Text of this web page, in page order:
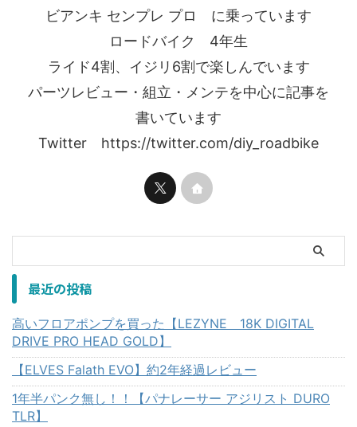
ビアンキ センプレ プロ に乗っています
ロードバイク 4年生
ライド4割、イジリ6割で楽しんでいます
パーツレビュー・組立・メンテを中心に記事を
書いています
Twitter https://twitter.com/diy_roadbike
最近の投稿
高いフロアポンプを買った【LEZYNE 18K DIGITAL
DRIVE PRO HEAD GOLD】
【ELVES Falath EVO】約2年経過レビュー
1年半パンク無し！！【パナレーサー アジリスト DURO
TLR】